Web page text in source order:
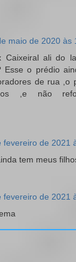
maio de 2020 às
Caixeiral ali do
Esse o prédio
de rua ,o
,e não
fevereiro de 2021
tem meus
fevereiro de 2021